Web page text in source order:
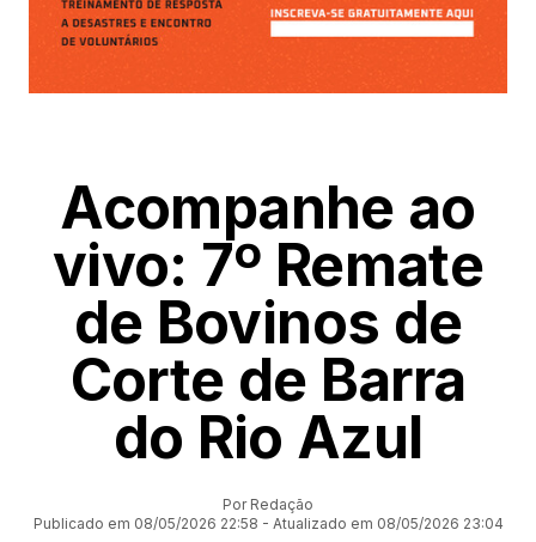
Acompanhe ao
vivo: 7º Remate
de Bovinos de
Corte de Barra
do Rio Azul
Por Redação
Publicado em 08/05/2026 22:58 - Atualizado em 08/05/2026 23:04